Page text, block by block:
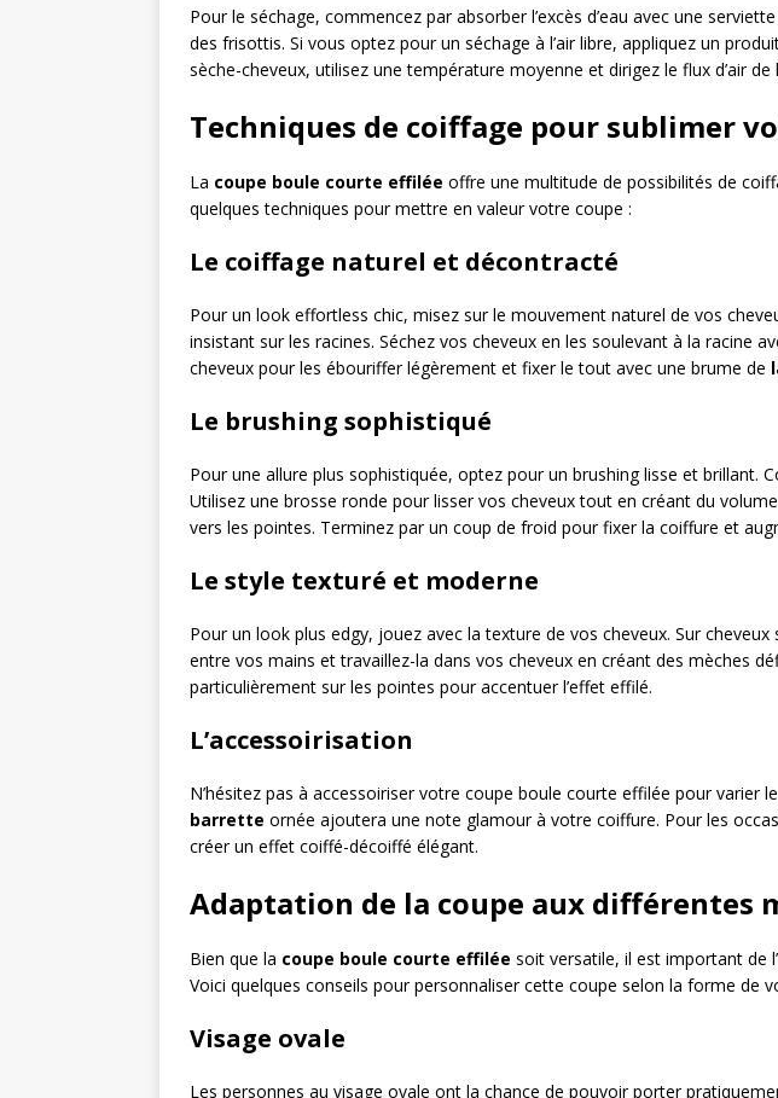
Pour le séchage, commencez par absorber l’excès d’eau avec une
des frisottis. Si vous optez pour un séchage à l’air libre, appliquez un
sèche-cheveux, utilisez une température moyenne et dirigez le flux d’air
Techniques de coiffage pour sublimer
La coupe boule courte effilée offre une multitude de possibilités de
quelques techniques pour mettre en valeur votre coupe :
Le coiffage naturel et décontracté
Pour un look effortless chic, misez sur le mouvement naturel de vos
insistant sur les racines. Séchez vos cheveux en les soulevant à la racine
cheveux pour les ébouriffer légèrement et fixer le tout avec une brume de
Le brushing sophistiqué
Pour une allure plus sophistiquée, optez pour un brushing lisse et brillant.
Utilisez une brosse ronde pour lisser vos cheveux tout en créant du
vers les pointes. Terminez par un coup de froid pour fixer la coiffure et
Le style texturé et moderne
Pour un look plus edgy, jouez avec la texture de vos cheveux. Sur
entre vos mains et travaillez-la dans vos cheveux en créant des mèches
particulièrement sur les pointes pour accentuer l’effet effilé.
L’accessoirisation
N’hésitez pas à accessoiriser votre coupe boule courte effilée pour varier
barrette ornée ajoutera une note glamour à votre coiffure. Pour les
créer un effet coiffé-décoiffé élégant.
Adaptation de la coupe aux différentes
Bien que la coupe boule courte effilée soit versatile, il est important de
Voici quelques conseils pour personnaliser cette coupe selon la forme de
Visage ovale
Les personnes au visage ovale ont la chance de pouvoir porter